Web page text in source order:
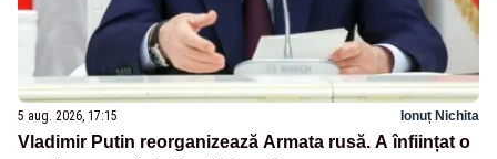
5 aug. 2026, 17:15 Ionuț Nichita
Vladimir Putin reorganizează Armata rusă. A înființat o